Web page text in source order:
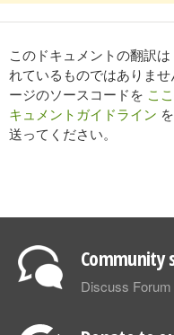
このドキュメントの翻訳
れているものではありま
ージのソースコードを ここ
キュメントガイドライン
送ってください。
Community
Discuss Forum